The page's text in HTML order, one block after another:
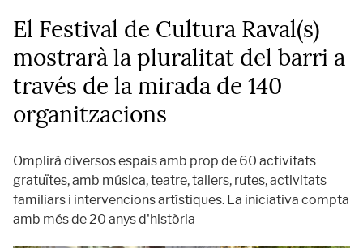
El Festival de Cultura Raval(s)
mostrarà la pluralitat del barri a
través de la mirada de 140
organitzacions
Omplirà diversos espais amb prop de 60 activitats
gratuïtes, amb música, teatre, tallers, rutes, activitats
familiars i intervencions artístiques. La iniciativa compta
amb més de 20 anys d'història